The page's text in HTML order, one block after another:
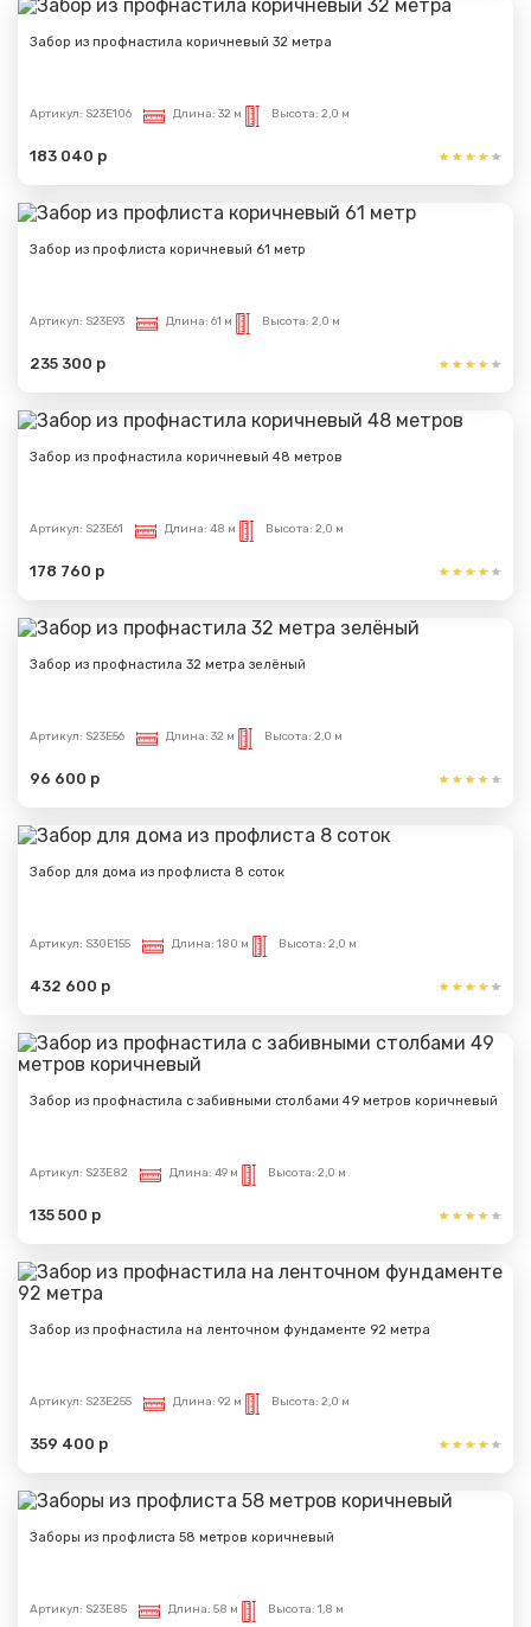
Забор из профнастила коричневый 32 метра
Артикул: S23E106 Длина: 32 м Высота: 2,0 м
183 040 р
Забор из профлиста коричневый 61 метр
Артикул: S23E93 Длина: 61 м Высота: 2,0 м
235 300 р
Забор из профнастила коричневый 48 метров
Артикул: S23E61 Длина: 48 м Высота: 2,0 м
178 760 р
Забор из профнастила 32 метра зелёный
Артикул: S23E56 Длина: 32 м Высота: 2,0 м
96 600 р
Забор для дома из профлиста 8 соток
Артикул: S30E155 Длина: 180 м Высота: 2,0 м
432 600 р
Забор из профнастила с забивными столбами 49 метров коричневый
Артикул: S23E82 Длина: 49 м Высота: 2,0 м
135 500 р
Забор из профнастила на ленточном фундаменте 92 метра
Артикул: S23E255 Длина: 92 м Высота: 2,0 м
359 400 р
Заборы из профлиста 58 метров коричневый
Артикул: S23E85 Длина: 58 м Высота: 1,8 м
отправлено
Вами.